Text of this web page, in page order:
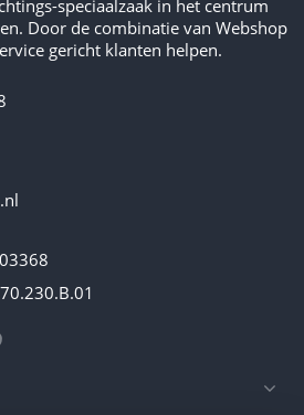
speciaalzaak in het centrum
Door de combinatie van Webshop
gericht klanten helpen.